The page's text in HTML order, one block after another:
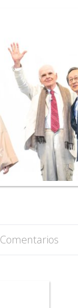
Comentarios